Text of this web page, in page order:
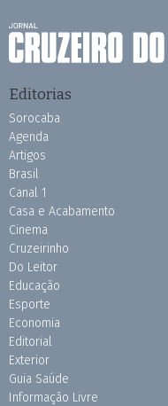
Editorias
Sorocaba
Agenda
Artigos
Brasil
Canal 1
Casa e Acabamento
Cinema
Cruzeirinho
Do Leitor
Educação
Esporte
Economia
Editorial
Exterior
Guia Saúde
Informação Livre